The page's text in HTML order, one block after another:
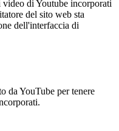
video di Youtube incorporati
del sito web sta
dell'interfaccia di
da YouTube per tenere